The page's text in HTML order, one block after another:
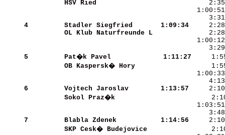
HSV Ried
     4
Stadler Siegfried
1:09:34
OL Klub Naturfreunde L
     5
Pat�k Pavel
1:11:27
OB Kaspersk� Hory
     6
Vojtech Jaroslav
1:13:57
Sokol Praz�k
     7
Blabla Zdenek
1:14:56
SKP Cesk� Budejovice